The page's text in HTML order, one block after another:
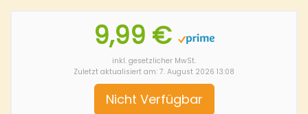
9,99 €
inkl. gesetzlicher MwSt.
Zuletzt aktualisiert am: 7. August 2026 13:08
Nicht Verfügbar